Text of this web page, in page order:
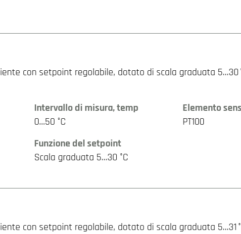
con setpoint regolabile, dotato di scala graduata 5…30
Intervallo di misura, temp
0…50 °C
Elemento
PT100
Funzione del setpoint
Scala graduata 5…30 °C
con setpoint regolabile, dotato di scala graduata 5…31